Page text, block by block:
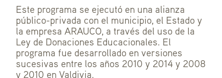
Este programa se ejecutó en una alianza
público-privada con el municipio, el Estado y
la empresa ARAUCO, a través del uso de la
Ley de Donaciones Educacionales. El
programa fue desarrollado en versiones
sucesivas entre los años 2010 y 2014 y 2008
y 2010 en Valdivia.